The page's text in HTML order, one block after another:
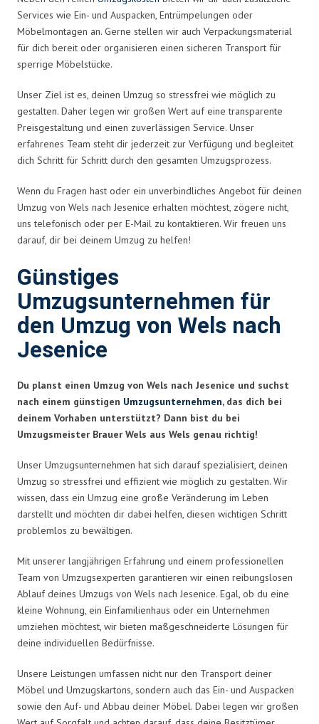
Services wie Ein- und Auspacken, Entrümpelungen oder
Möbelmontagen an. Gerne stellen wir auch Verpackungsmaterial
für dich bereit oder organisieren einen sicheren Transport für
sperrige Möbelstücke.
Unser Ziel ist es, deinen Umzug so stressfrei wie möglich zu
gestalten. Daher legen wir großen Wert auf eine transparente
Preisgestaltung und einen zuverlässigen Service. Unser
erfahrenes Team steht dir jederzeit zur Verfügung und begleitet
dich Schritt für Schritt durch den gesamten Umzugsprozess.
Wenn du Fragen hast oder ein unverbindliches Angebot für deinen
Umzug von Wels nach Jesenice erhalten möchtest, zögere nicht,
uns telefonisch oder per E-Mail zu kontaktieren. Wir freuen uns
darauf, dir bei deinem Umzug zu helfen!
Günstiges
Umzugsunternehmen für
den Umzug von Wels nach
Jesenice
Du planst einen Umzug von Wels nach Jesenice und suchst
nach einem günstigen Umzugsunternehmen, das dich bei
deinem Vorhaben unterstützt? Dann bist du bei
Umzugsmeister Brauer Wels aus Wels genau richtig!
Unser Umzugsunternehmen hat sich darauf spezialisiert, deinen
Umzug so stressfrei und effizient wie möglich zu gestalten. Wir
wissen, dass ein Umzug eine große Veränderung im Leben
darstellt und möchten dir dabei helfen, diesen wichtigen Schritt
problemlos zu bewältigen.
Mit unserer langjährigen Erfahrung und einem professionellen
Team von Umzugsexperten garantieren wir einen reibungslosen
Ablauf deines Umzugs von Wels nach Jesenice. Egal, ob du eine
kleine Wohnung, ein Einfamilienhaus oder ein Unternehmen
umziehen möchtest, wir bieten maßgeschneiderte Lösungen für
deine individuellen Bedürfnisse.
Unsere Leistungen umfassen nicht nur den Transport deiner
Möbel und Umzugskartons, sondern auch das Ein- und Auspacken
sowie den Auf- und Abbau deiner Möbel. Dabei legen wir großen